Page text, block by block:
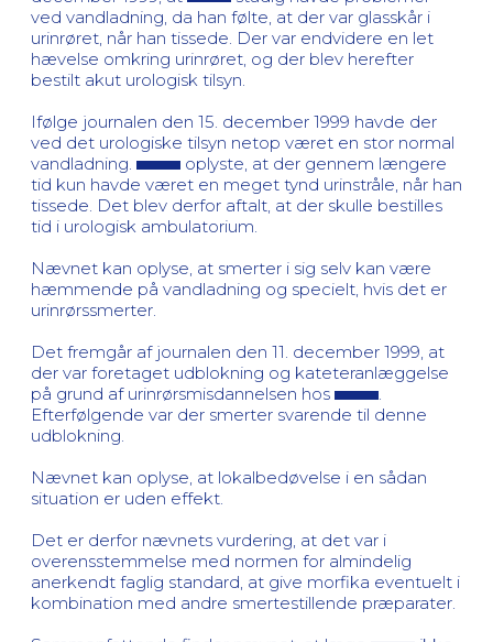
ved vandladning, da han følte, at der var glasskår i
urinrøret, når han tissede. Der var endvidere en let
hævelse omkring urinrøret, og der blev herefter
bestilt akut urologisk tilsyn.
Ifølge journalen den 15. december 1999 havde der
ved det urologiske tilsyn netop været en stor normal
vandladning.
oplyste, at der gennem længere
tid kun havde været en meget tynd urinstråle, når han
tissede. Det blev derfor aftalt, at der skulle bestilles
tid i urologisk ambulatorium.
Nævnet kan oplyse, at smerter i sig selv kan være
hæmmende på vandladning og specielt, hvis det er
urinrørssmerter.
Det fremgår af journalen den 11. december 1999, at
der var foretaget udblokning og kateteranlæggelse
på grund af urinrørsmisdannelsen hos
Efterfølgende var der smerter svarende til denne
udblokning.
Nævnet kan oplyse, at lokalbedøvelse i en sådan
situation er uden effekt.
Det er derfor nævnets vurdering, at det var i
overensstemmelse med normen for almindelig
anerkendt faglig standard, at give morfika eventuelt i
kombination med andre smertestillende præparater.